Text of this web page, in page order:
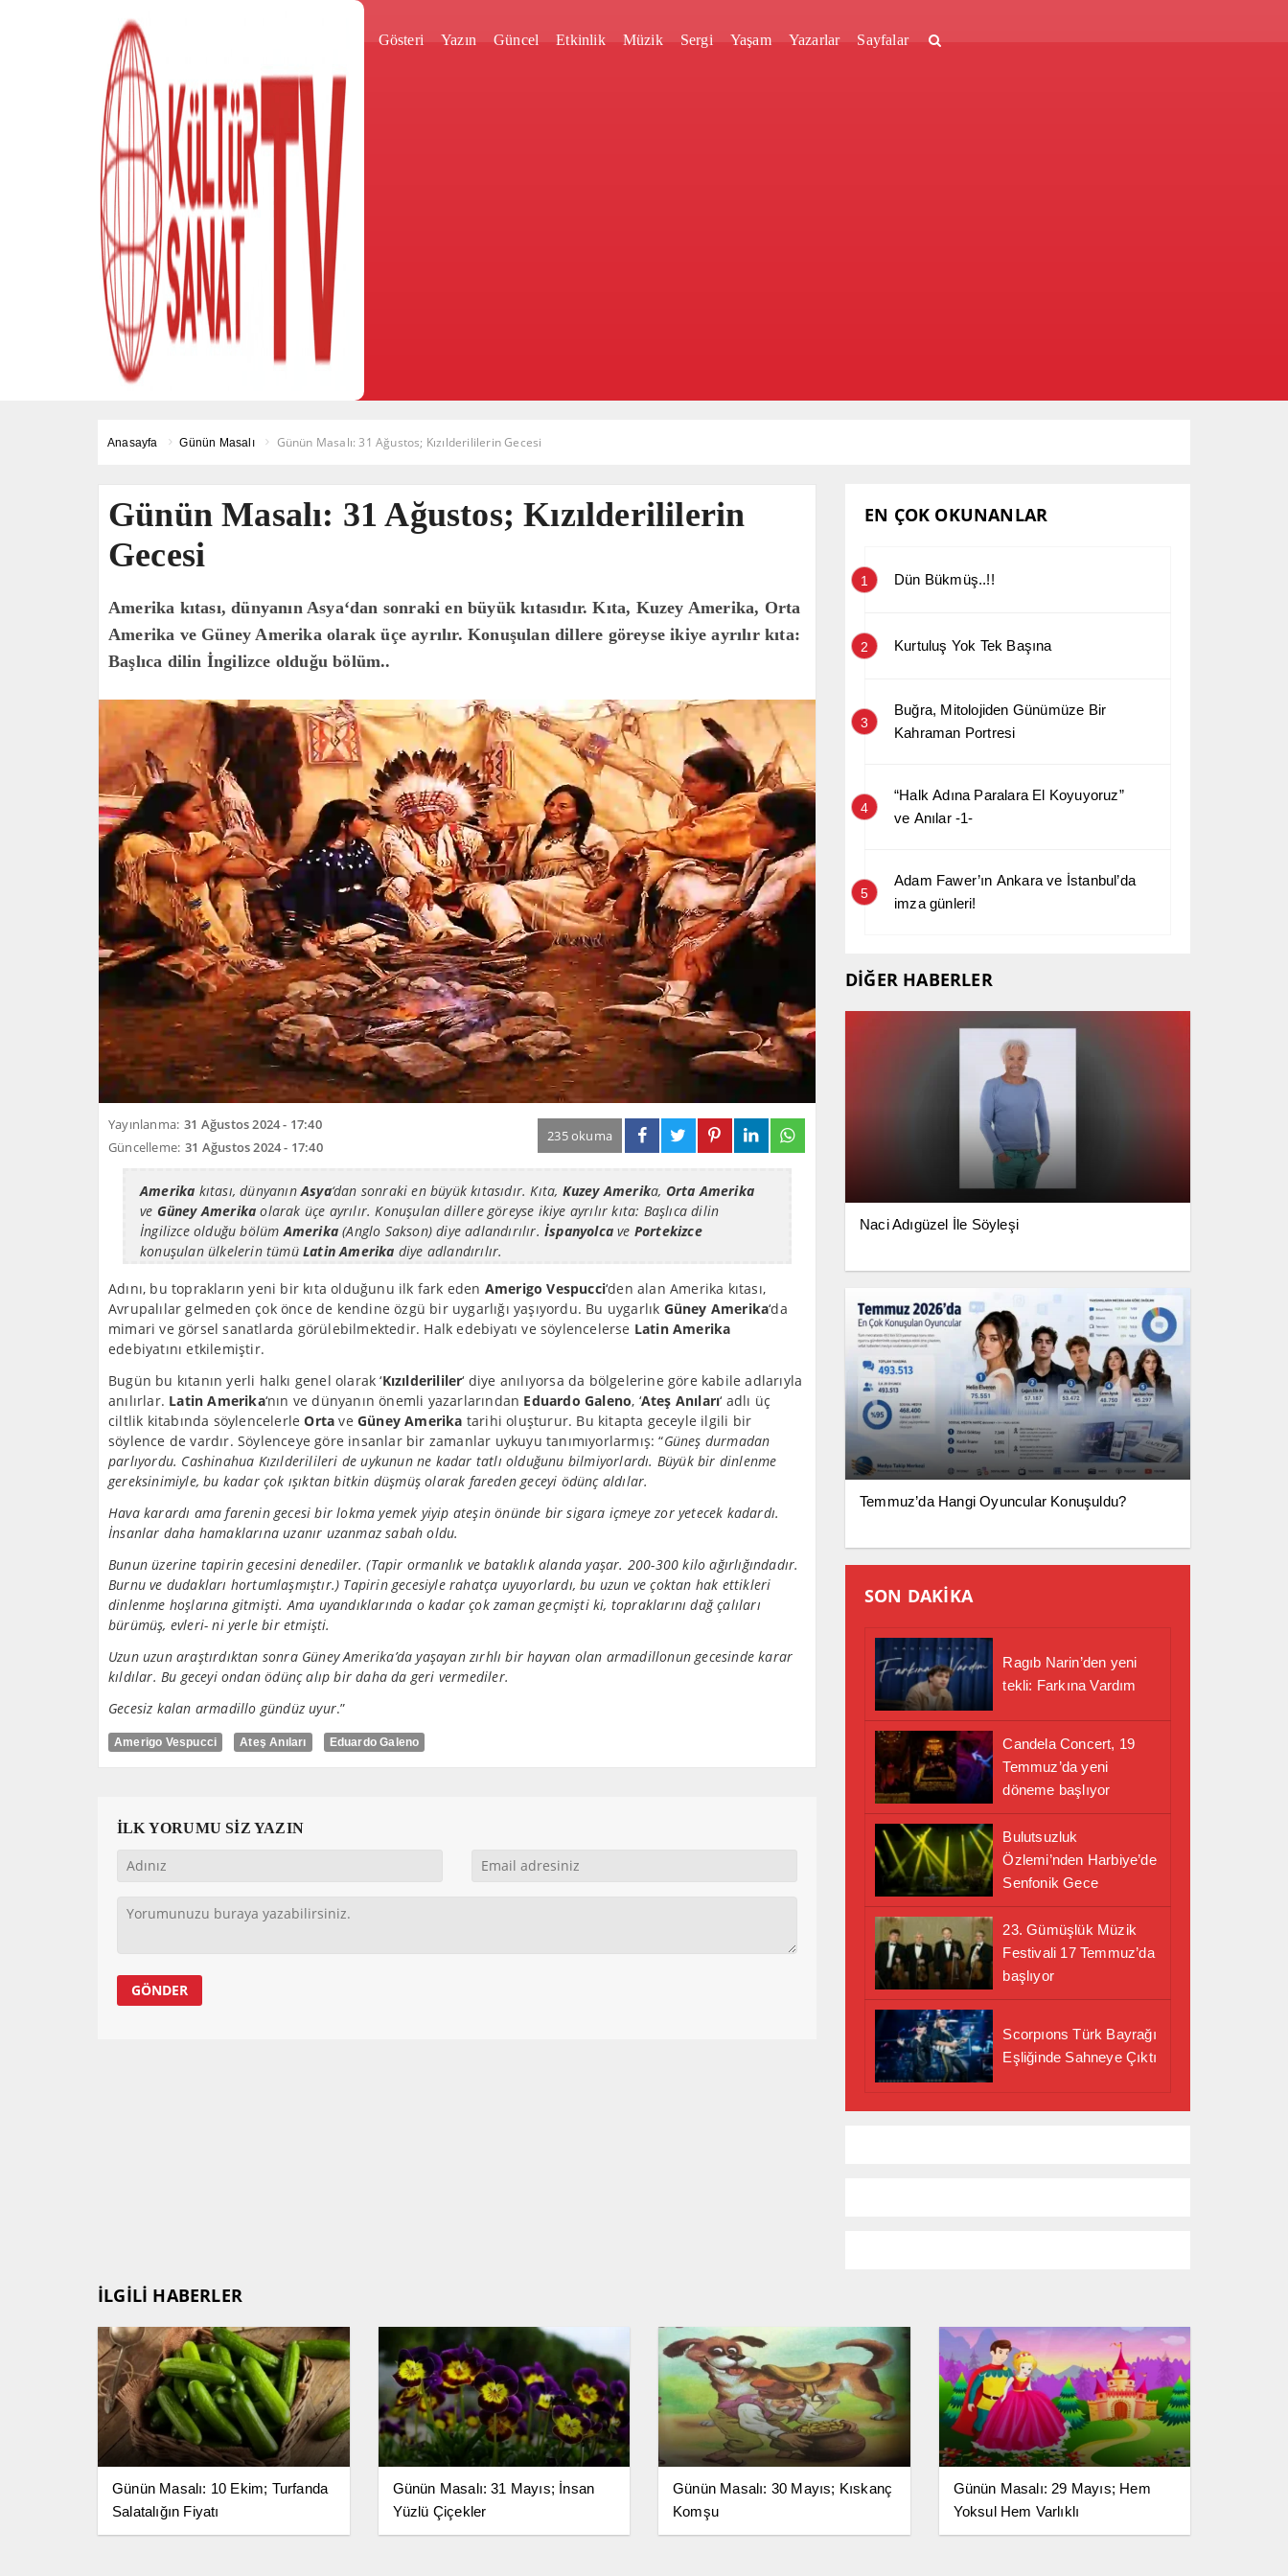
Gösteri Yazın Güncel Etkinlik Müzik Sergi Yaşam Yazarlar Sayfalar
Anasayfa Günün Masalı Günün Masalı: 31 Ağustos; Kızılderililerin Gecesi
Günün Masalı: 31 Ağustos; Kızılderililerin
Gecesi
Amerika kıtası, dünyanın Asya‘dan sonraki en büyük kıtasıdır. Kıta, Kuzey Amerika, Orta
Amerika ve Güney Amerika olarak üçe ayrılır. Konuşulan dillere göreyse ikiye ayrılır kıta:
Başlıca dilin İngilizce olduğu bölüm..
Yayınlanma: 31 Ağustos 2024 - 17:40
Güncelleme: 31 Ağustos 2024 - 17:40
235 okuma
Amerika kıtası, dünyanınAsya‘dan sonraki en büyük kıtasıdır. Kıta, Kuzey Amerika, Orta Amerika
ve Güney Amerika olarak üçe ayrılır. Konuşulan dillere göreyse ikiye ayrılır kıta: Başlıca dilin
İngilizce olduğu bölüm Amerika (Anglo Sakson) diye adlandırılır.İspanyolca ve Portekizce
konuşulan ülkelerin tümü Latin Amerika diye adlandırılır.
Adını, bu toprakların yeni bir kıta olduğunu ilk fark eden Amerigo Vespucci‘den alan Amerika kıtası,
Avrupalılar gelmeden çok önce de kendine özgü bir uygarlığı yaşıyordu. Bu uygarlık Güney Amerika‘da
mimari ve görsel sanatlarda görülebilmektedir. Halk edebiyatı ve söylencelerse Latin Amerika
edebiyatını etkilemiştir.
Bugün bu kıtanın yerli halkı genel olarak ‘Kızılderililer‘ diye anılıyorsa da bölgelerine göre kabile adlarıyla
anılırlar. Latin Amerika‘nın ve dünyanın önemli yazarlarından Eduardo Galeno, ‘Ateş Anıları‘ adlı üç
ciltlik kitabında söylencelerleOrta veGüney Amerika tarihi oluşturur. Bu kitapta geceyle ilgili bir
söylence de vardır. Söylenceye göre insanlar bir zamanlar uykuyu tanımıyorlarmış: “Güneş durmadan
parlıyordu. Cashinahua Kızılderilileri de uykunun ne kadar tatlı olduğunu bilmiyorlardı. Büyük bir dinlenme
gereksinimiyle, bu kadar çok ışıktan bitkin düşmüş olarak fareden geceyi ödünç aldılar.
Hava karardı ama farenin gecesi bir lokma yemek yiyip ateşin önünde bir sigara içmeye zor yetecek kadardı.
İnsanlar daha hamaklarına uzanır uzanmaz sabah oldu.
Bunun üzerine tapirin gecesini denediler. (Tapir ormanlık ve bataklık alanda yaşar. 200-300 kilo ağırlığındadır.
Burnu ve dudakları hortumlaşmıştır.) Tapirin gecesiyle rahatça uyuyorlardı, bu uzun ve çoktan hak ettikleri
dinlenme hoşlarına gitmişti. Ama uyandıklarında o kadar çok zaman geçmişti ki, topraklarını dağ çalıları
bürümüş, evleri- ni yerle bir etmişti.
Uzun uzun araştırdıktan sonra Güney Amerika’da yaşayan zırhlı bir hayvan olan armadillonun gecesinde karar
kıldılar. Bu geceyi ondan ödünç alıp bir daha da geri vermediler.
Gecesiz kalan armadillo gündüz uyur.”
Amerigo Vespucci Ateş Anıları Eduardo Galeno
İLK YORUMU SİZ YAZIN
EN ÇOK OKUNANLAR
1 Dün Bükmüş..!!
2 Kurtuluş Yok Tek Başına
3
Buğra, Mitolojiden Günümüze Bir
Kahraman Portresi
4
“Halk Adına Paralara El Koyuyoruz”
ve Anılar -1-
5
Adam Fawer’ın Ankara ve İstanbul’da
imza günleri!
DİĞER HABERLER
Naci Adıgüzel İle Söyleşi
Temmuz’da Hangi Oyuncular Konuşuldu?
SON DAKİKA
Ragıb Narin’den yeni
tekli: Farkına Vardım
Candela Concert, 19
Temmuz’da yeni
döneme başlıyor
Bulutsuzluk
Özlemi’nden Harbiye’de
Senfonik Gece
23. Gümüşlük Müzik
Festivali 17 Temmuz’da
başlıyor
Scorpıons Türk Bayrağı
Eşliğinde Sahneye Çıktı
İLGİLİ HABERLER
Günün Masalı: 10 Ekim; Turfanda
Salatalığın Fiyatı
Günün Masalı: 31 Mayıs; İnsan
Yüzlü Çiçekler
Günün Masalı: 30 Mayıs; Kıskanç
Komşu
Günün Masalı: 29 Mayıs; Hem
Yoksul Hem Varlıklı